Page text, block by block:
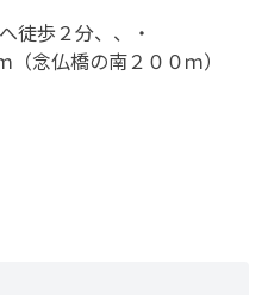
徒歩２分、、
・
（念仏橋の南２００ｍ）